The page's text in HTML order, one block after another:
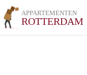
APPARTEMENTEN
ROTTERDAM